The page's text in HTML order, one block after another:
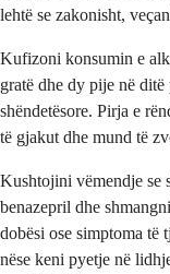
lehtë se zakonisht,
Kufizoni konsumin e
gratë dhe dy pije në
shëndetësore. Pirja e
të gjakut dhe mund të
Kushtojini vëmendje se
benazepril dhe
dobësi ose simptoma të
nëse keni pyetje në